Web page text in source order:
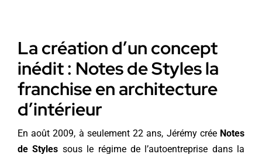
La création d’un concept
inédit : Notes de Styles la
franchise en architecture
d’intérieur
En août 2009, à seulement 22 ans, Jérémy crée Notes
de Styles sous le régime de l’autoentreprise dans la